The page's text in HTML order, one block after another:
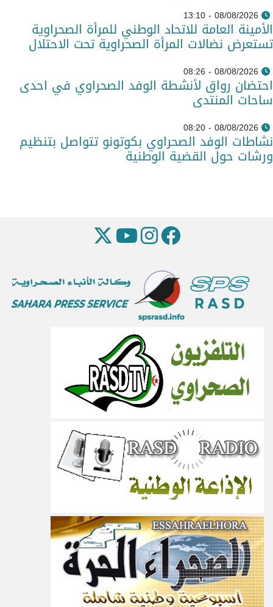
08/08/2026 - 13:10
الأمينة العامة للاتحاد الوطني للمرأة الصحراوية
تستعرض نضالات المرأة الصحراوية تحت الاحتلال
08/08/2026 - 08:26
احتضان رواق لأنشطة الوفد الصحراوي في احدى
ساحات المنتدى
08/08/2026 - 08:20
نشاطات الوفد الصحراوي بكوتونو تتواصل بتنظيم
ورشات حول القضية الوطنية